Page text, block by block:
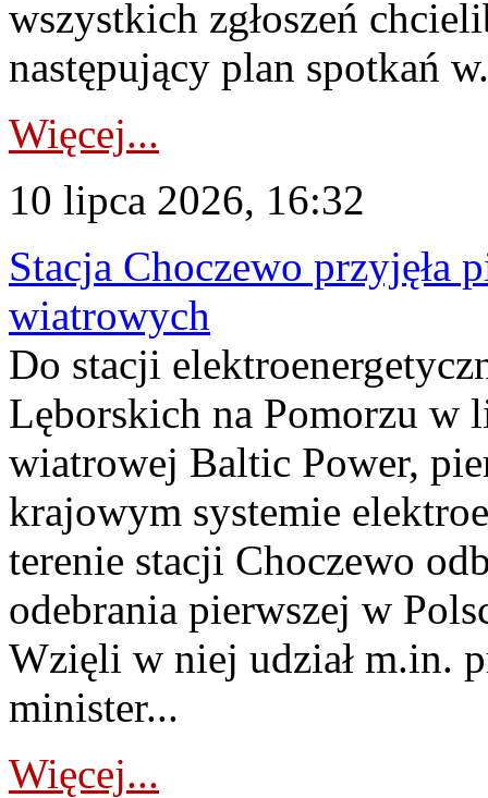
wszystkich zgłoszeń
następujący plan spotkań
Więcej...
10 lipca 2026, 16:32
Stacja Choczewo przyjęła
wiatrowych
Do stacji
Lęborskich na Pomorzu w
wiatrowej Baltic Power,
krajowym systemie
terenie stacji Choczewo
odebrania pierwszej w
Wzięli w niej udział m.in.
minister...
Więcej...